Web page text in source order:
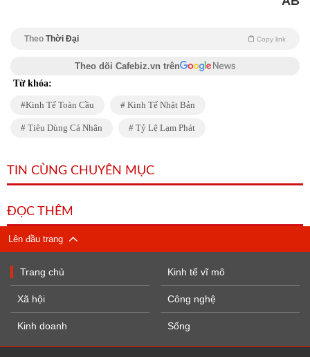
Theo Thời Đại Copy link
Theo dõi Cafebiz.vn trên
Từ khóa:
Kinh Tế Toàn Cầu Kinh Tế Nhật Bản
Tiêu Dùng Cá Nhân Tỷ Lệ Lạm Phát
TIN CÙNG CHUYÊN MỤC
ĐỌC THÊM
Lên đầu trang
Trang chủ
Xã hội
Kinh doanh
Kinh tế vĩ mô
Công nghệ
Sống